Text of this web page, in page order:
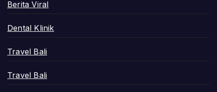
Berita Viral
Dental Klinik
Travel Bali
Travel Bali